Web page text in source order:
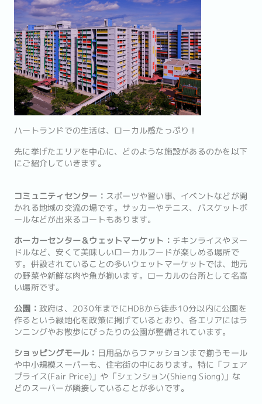
ハートランドでの生活は、ローカル感たっぷり！
先に挙げたエリアを中心に、どのような施設があるのかを以下
にご紹介していきます。
コミュニティセンター： スポーツや習い事、イベントなどが開
かれる地域の交流の場です。サッカーやテニス、バスケットボ
ールなどが出来るコートもあります。
ホーカーセンター＆ウェットマーケット： チキンライスやヌー
ドルなど、安くて美味しいローカルフードが楽しめる場所で
す。併設されていることの多いウェットマーケットでは、地元
の野菜や新鮮な肉や魚が揃います。ローカルの台所として名高
い場所です。
公園： 政府は、2030年までにHDBから徒歩10分以内に公園を
作るという緑地化を政策に掲げているとおり、各エリアにはラ
ンニングやお散歩にぴったりの公園が整備されています。
ショッピングモール： 日用品からファッションまで揃うモール
や中小規模スーパーも、住宅街の中にあります。特に「フェア
プライス(Fair Price)」や「シェンション(Shieng Siong)」な
どのスーパーが隣接していることが多いです。